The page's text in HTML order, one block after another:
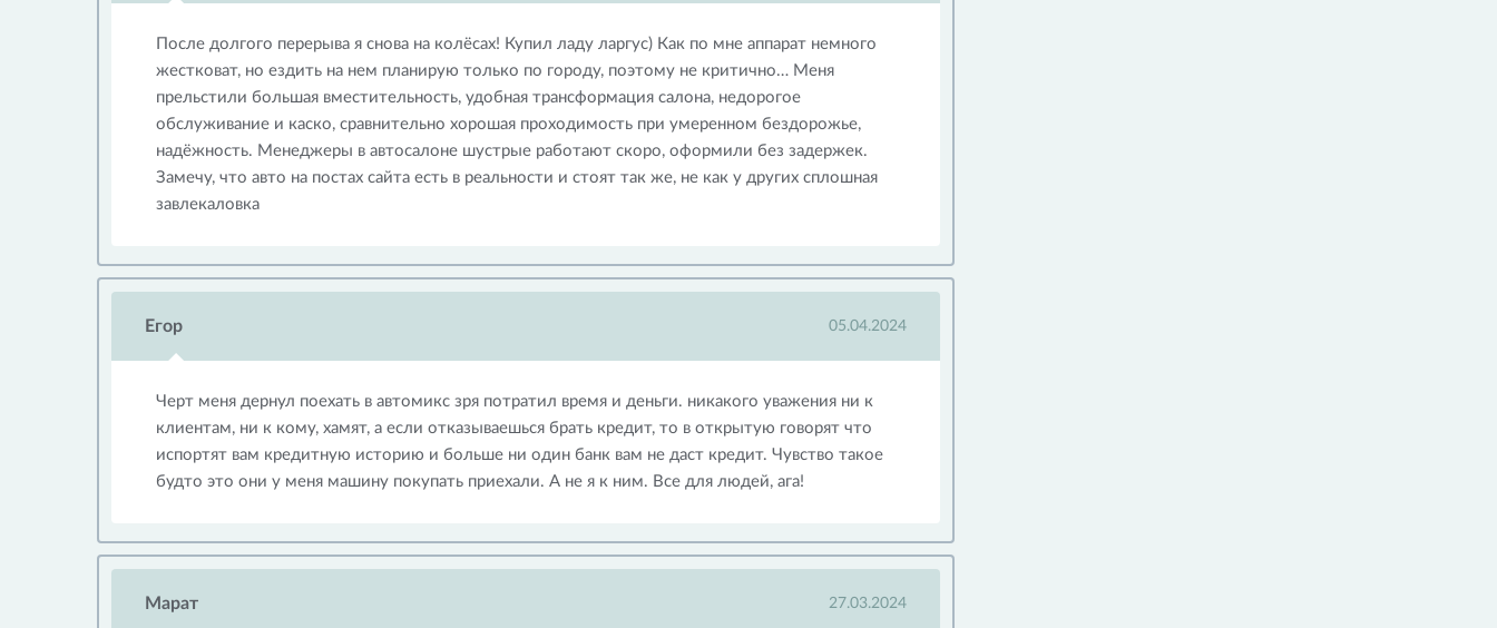
После долгого перерыва я снова на колёсах! Купил ладу ларгус) Как по мне аппарат немного
жестковат, но ездить на нем планирую только по городу, поэтому не критично… Меня
прельстили большая вместительность, удобная трансформация салона, недорогое
обслуживание и каско, сравнительно хорошая проходимость при умеренном бездорожье,
надёжность. Менеджеры в автосалоне шустрые работают скоро, оформили без задержек.
Замечу, что авто на постах сайта есть в реальности и стоят так же, не как у других сплошная
завлекаловка
Егор 05.04.2024
Черт меня дернул поехать в автомикс зря потратил время и деньги. никакого уважения ни к
клиентам, ни к кому, хамят, а если отказываешься брать кредит, то в открытую говорят что
испортят вам кредитную историю и больше ни один банк вам не даст кредит. Чувство такое
будто это они у меня машину покупать приехали. А не я к ним. Все для людей, ага!
Марат 27.03.2024